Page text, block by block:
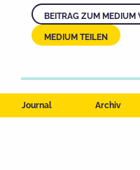
Journal Archiv
BEITRAG ZUM MEDIUM
MEDIUM TEILEN